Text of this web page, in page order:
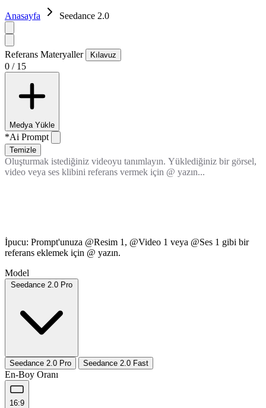
Anasayfa Seedance 2.0
Referans Materyaller Kılavuz
0 / 15
Medya Yükle
*Ai Prompt
Temizle
İpucu: Prompt'unuza @Resim 1, @Video 1 veya @Ses 1 gibi bir
referans eklemek için @ yazın.
Model
Seedance 2.0 Pro
Seedance 2.0 Pro Seedance 2.0 Fast
En-Boy Oranı
16:9